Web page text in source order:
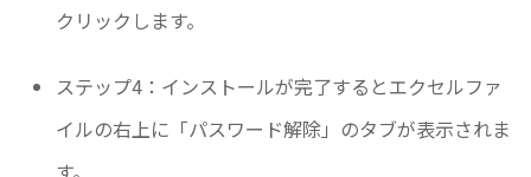
クリックします。
ステップ4：インストールが完了するとエクセルファ
イルの右上に「パスワード解除」のタブが表示されま